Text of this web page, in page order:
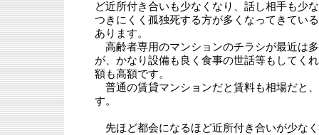
ど近所付き合いも少なくなり、話し相手も少
つきにくく孤独死する方が多くなってきてい
あります。
高齢者専用のマンションのチラシが最近は
が、かなり設備も良く食事の世話等もしてく
額も高額です。
普通の賃貸マンションだと賃料も相場だと
す。
先ほど都会になるほど近所付き合いが少な